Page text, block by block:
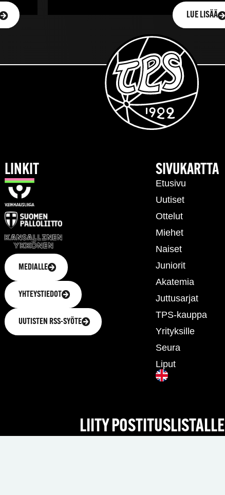
LUE LISÄÄ
LINKIT
MEDIALLE
YHTEYSTIEDOT
UUTISTEN RSS-SYÖTE
SIVUKARTTA
Etusivu
Uutiset
Ottelut
Miehet
Naiset
Juniorit
Akatemia
Juttusarjat
TPS-kauppa
Yrityksille
Seura
Liput
LIITY POSTITUSLISTALLE